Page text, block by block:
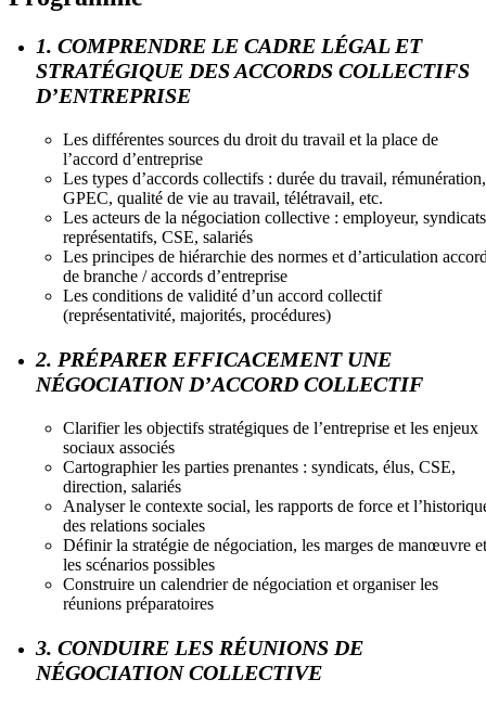
1. COMPRENDRE LE CADRE LÉGAL ET
STRATÉGIQUE DES ACCORDS COLLECTIFS
D’ENTREPRISE
Les différentes sources du droit du travail et la place de
l’accord d’entreprise
Les types d’accords collectifs : durée du travail, rémunération,
GPEC, qualité de vie au travail, télétravail, etc.
Les acteurs de la négociation collective : employeur, syndicats
représentatifs, CSE, salariés
Les principes de hiérarchie des normes et d’articulation
de branche / accords d’entreprise
Les conditions de validité d’un accord collectif
(représentativité, majorités, procédures)
2. PRÉPARER EFFICACEMENT UNE
NÉGOCIATION D’ACCORD COLLECTIF
Clarifier les objectifs stratégiques de l’entreprise et les enjeux
sociaux associés
Cartographier les parties prenantes : syndicats, élus, CSE,
direction, salariés
Analyser le contexte social, les rapports de force et
des relations sociales
Définir la stratégie de négociation, les marges de manœuvre et
les scénarios possibles
Construire un calendrier de négociation et organiser les
réunions préparatoires
3. CONDUIRE LES RÉUNIONS DE
NÉGOCIATION COLLECTIVE